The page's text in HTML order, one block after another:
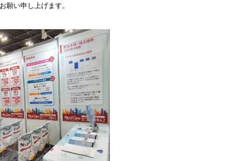
願い申し上げます。